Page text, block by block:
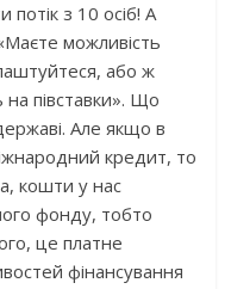
з 10 осіб! А
можливість
або ж
півставки». Що
Але якщо в
кредит, то
кошти у нас
фонду, тобто
це платне
фінансування